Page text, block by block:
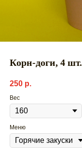
Корн-доги, 4 шт.
250 р.
Вес
Меню